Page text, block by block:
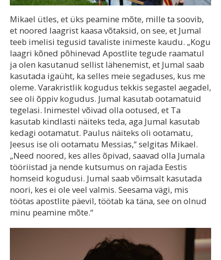
Mikael ütles, et üks peamine mõte, mille ta soovib,
et noored laagrist kaasa võtaksid, on see, et Jumal
teeb imelisi tegusid tavaliste inimeste kaudu. „Kogu
laagri kõned põhinevad Apostlite tegude raamatul
ja olen kasutanud sellist lähenemist, et Jumal saab
kasutada igaüht, ka selles meie segaduses, kus me
oleme. Varakristlik kogudus tekkis segastel aegadel,
see oli õppiv kogudus. Jumal kasutab ootamatuid
tegelasi. Inimestel võivad olla ootused, et Ta
kasutab kindlasti näiteks teda, aga Jumal kasutab
kedagi ootamatut. Paulus näiteks oli ootamatu,
Jeesus ise oli ootamatu Messias,“ selgitas Mikael.
„Need noored, kes alles õpivad, saavad olla Jumala
tööriistad ja nende kutsumus on rajada Eestis
homseid kogudusi. Jumal saab võimsalt kasutada
noori, kes ei ole veel valmis. Seesama vägi, mis
töötas apostlite päevil, töötab ka täna, see on olnud
minu peamine mõte.“